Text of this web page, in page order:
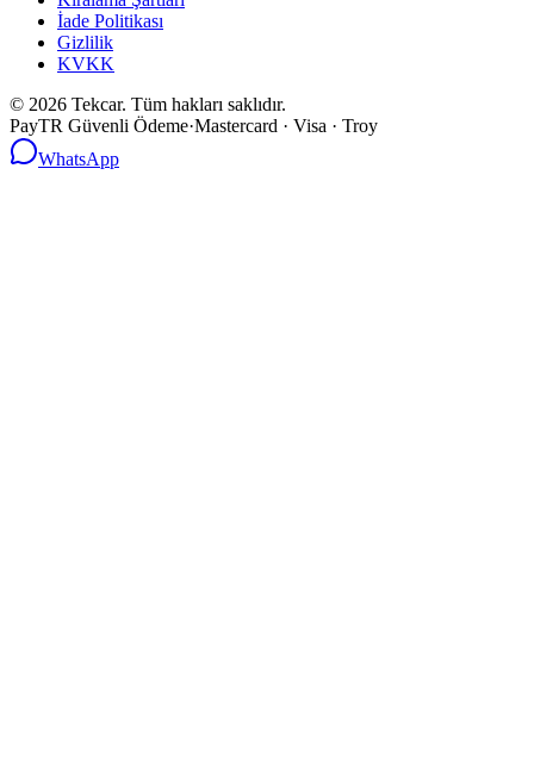
İade Politikası
Gizlilik
KVKK
© 2026 Tekcar. Tüm hakları saklıdır.
PayTR Güvenli Ödeme·Mastercard · Visa · Troy
WhatsApp